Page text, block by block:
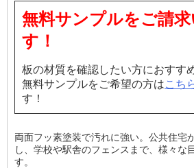
無料サンプルをご請求
す！
板の材質を確認したい方におすす
無料サンプルをご希望の方はこち
す！
両面フッ素塗装で汚れに強い。公共住宅
し、学校や駅舎のフェンスまで、様々な
す。